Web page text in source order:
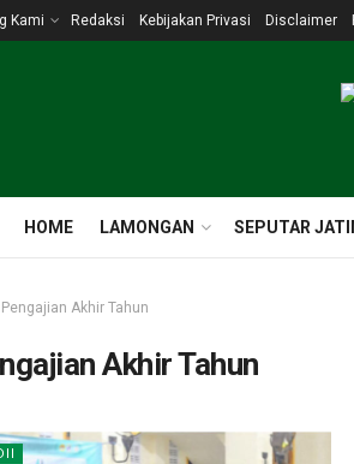
Kami Redaksi Kebijakan Privasi Disclaimer
HOME LAMONGAN SEPUTAR
Pengajian Akhir Tahun
Akhir Tahun